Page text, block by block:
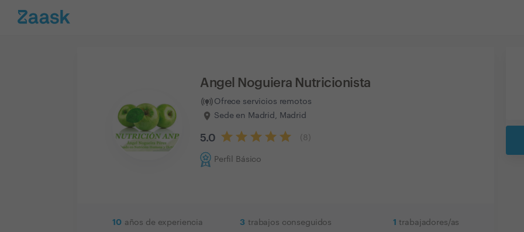
Angel Noguiera Nutricionista
Ofrece servicios remotos
Sede en Madrid, Madrid
5.0 ( 8
Perfil Básico
10 años de experiencia 3 trabajos conseguidos 1 trabajadores/as